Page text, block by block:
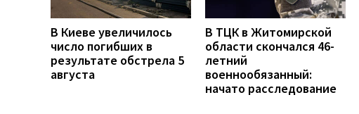
В Киеве увеличилось
число погибших в
результате обстрела 5
августа
В ТЦК в Житомирской
области скончался 46-
летний
военнообязанный:
начато расследование